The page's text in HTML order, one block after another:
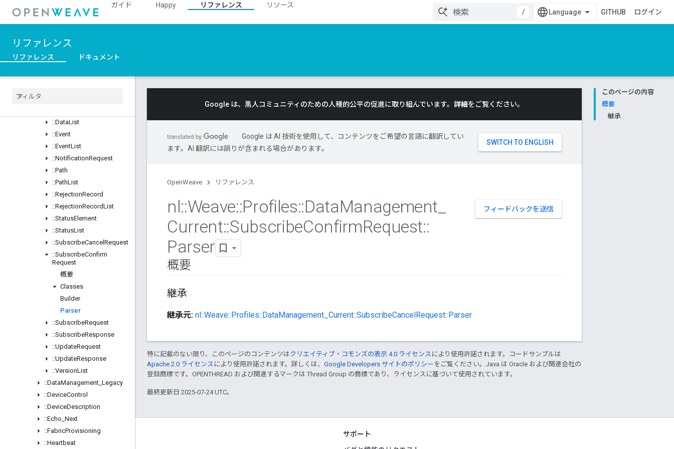
ガイド Happy リファレンス
リソース
/
GITHUB ログイン
リファレンス
リファレンス ドキュメント
::DataManagement_Current
概要
Structs
Unions
::CustomCommand
::DataList
::Event
::EventList
::NotificationRequest
::Path
::PathList
::RejectionRecord
::RejectionRecordList
::StatusElement
::StatusList
::SubscribeCancel Request
::SubscribeConfirm
Request
概要
Classes
Builder
Parser
::SubscribeRequest
::SubscribeResponse
::UpdateRequest
::UpdateResponse
::VersionList
::DataManagement Legacy
::DeviceControl
::DeviceDescription
::Echo Next
::FabricProvisioning
::Heartbeat
このページの内容
概要
継承
Google は、黒人コミュニティのための人種的公平の促進に取り組んでいます。 詳細をご覧ください。
Google は AI 技術を使用して、コンテンツをご希望の言語に翻訳してい
ます。AI 翻訳には誤りが含まれる場合があります。
OpenWeave リファレンス
フィードバックを送信
nl::Weave::Profiles::DataManagement
Current::SubscribeConfirmRequest::
Parser
概要
継承
継承元: nl::Weave::Profiles::DataManagement_Current::SubscribeCancelRequest::Parser
特に記載のない限り、このページのコンテンツはクリエイティブ・コモンズの表示 4.0 ライセンス により使用許諾されます。コードサンプルは
Apache 2.0 ライセンス により使用許諾されます。詳しくは、 Google Developers サイトのポリシー をご覧ください。Java は Oracle および関連会社の
登録商標です。OPENTHREAD および関連するマークは Thread Group の商標であり、ライセンスに基づいて使用されています。
最終更新日 2025-07-24 UTC。
サポート